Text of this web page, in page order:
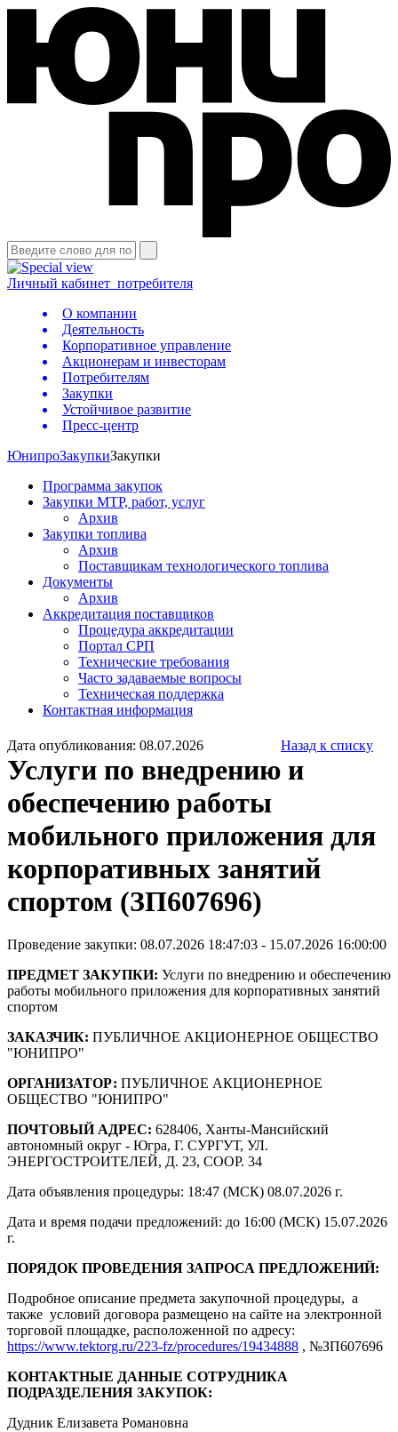
Личный кабинет потребителя
О компании
Деятельность
Корпоративное управление
Акционерам и инвесторам
Потребителям
Закупки
Устойчивое развитие
Пресс-центр
ЮнипроЗакупкиЗакупки
Программа закупок
Закупки МТР, работ, услуг
Архив
Закупки топлива
Архив
Поставщикам технологического топлива
Документы
Архив
Аккредитация поставщиков
Процедура аккредитации
Портал СРП
Технические требования
Часто задаваемые вопросы
Техническая поддержка
Контактная информация
Дата опубликования: 08.07.2026 Назад к списку
Услуги по внедрению и
обеспечению работы
мобильного приложения для
корпоративных занятий
спортом (ЗП607696)
Проведение закупки: 08.07.2026 18:47:03 - 15.07.2026 16:00:00
ПРЕДМЕТ ЗАКУПКИ: Услуги по внедрению и обеспечению
работы мобильного приложения для корпоративных занятий
спортом
ЗАКАЗЧИК: ПУБЛИЧНОЕ АКЦИОНЕРНОЕ ОБЩЕСТВО
"ЮНИПРО"
ОРГАНИЗАТОР: ПУБЛИЧНОЕ АКЦИОНЕРНОЕ
ОБЩЕСТВО "ЮНИПРО"
ПОЧТОВЫЙ АДРЕС: 628406, Ханты-Мансийский
автономный округ - Югра, Г. СУРГУТ, УЛ.
ЭНЕРГОСТРОИТЕЛЕЙ, Д. 23, СООР. 34
Дата объявления процедуры: 18:47 (МСК) 08.07.2026 г.
Дата и время подачи предложений: до 16:00 (МСК) 15.07.2026
г.
ПОРЯДОК ПРОВЕДЕНИЯ ЗАПРОСА ПРЕДЛОЖЕНИЙ:
Подробное описание предмета закупочной процедуры, а
также условий договора размещено на сайте на электронной
торговой площадке, расположенной по адресу:
https://www.tektorg.ru/223-fz/procedures/19434888 , №ЗП607696
КОНТАКТНЫЕ ДАННЫЕ СОТРУДНИКА
ПОДРАЗДЕЛЕНИЯ ЗАКУПОК:
Дудник Елизавета Романовна